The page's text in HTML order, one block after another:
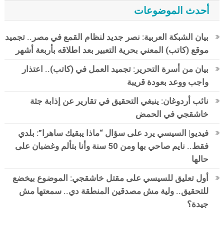
أحدث الموضوعات
بيان الشبكة العربية: نصر جديد لنظام القمع في مصر.. تجميد
موقع (كاتب) المعني بحرية التعبير بعد اطلاقه بأربعة أشهر
بيان من أسرة التحرير: تجميد العمل في (كاتب).. اعتذار
واجب ووعد بعودة قريبة
نائب أردوغان: ينبغي التحقيق في تقارير عن إذابة جثة
خاشقجي في الحمض
فيديو| السيسي يرد على سؤال “ماذا يبقيك ساهرا”: بلدي
فقط.. نايم صاحي بها ومن 50 سنة وأنا بتألم وغضبان على
حالها
أول تعليق للسيسي على مقتل خاشقجي: الموضوع بيخضع
للتحقيق.. ولية مش مصدقين المنطقة دي.. سمعتها مش
جيدة؟